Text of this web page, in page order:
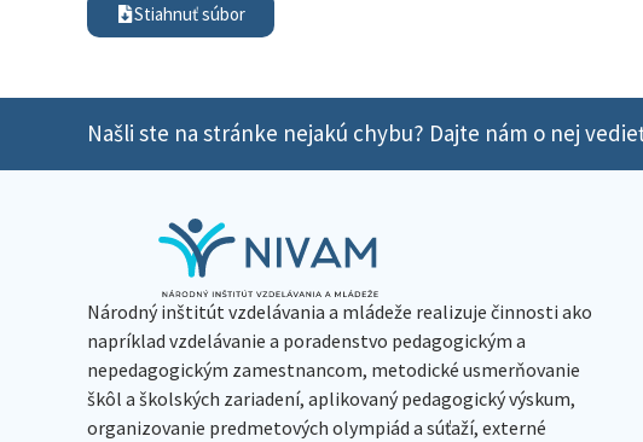
Stiahnuť súbor
Našli ste na stránke nejakú chybu? Dajte nám o nej
Národný inštitút vzdelávania a mládeže realizuje činnosti ako
napríklad vzdelávanie a poradenstvo pedagogickým a
nepedagogickým zamestnancom, metodické usmerňovanie
škôl a školských zariadení, aplikovaný pedagogický výskum,
organizovanie predmetových olympiád a súťaží, externé